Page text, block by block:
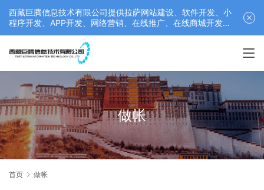
西藏巨腾信息技术有限公司提供拉萨网站建设、软件开发、小
程序开发、APP开发、网络营销、在线推广、在线商城开发等
服务，联系电话： 17689511878
做帐
首页 做帐